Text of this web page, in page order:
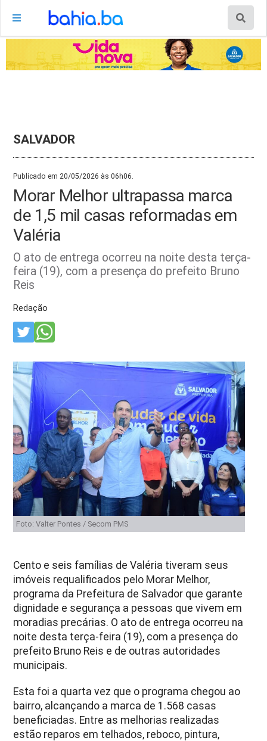
SALVADOR
Publicado em 20/05/2026 às 06h06.
Morar Melhor ultrapassa marca
de 1,5 mil casas reformadas em
Valéria
O ato de entrega ocorreu na noite desta terça-
feira (19), com a presença do prefeito Bruno
Reis
Redação
Foto: Valter Pontes / Secom PMS
Cento e seis famílias de Valéria tiveram seus
imóveis requalificados pelo Morar Melhor,
programa da Prefeitura de Salvador que garante
dignidade e segurança a pessoas que vivem em
moradias precárias. O ato de entrega ocorreu na
noite desta terça-feira (19), com a presença do
prefeito Bruno Reis e de outras autoridades
municipais.
Esta foi a quarta vez que o programa chegou ao
bairro, alcançando a marca de 1.568 casas
beneficiadas. Entre as melhorias realizadas
estão reparos em telhados, reboco, pintura,